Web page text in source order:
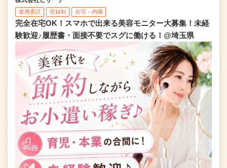
業務委託 登録制 在宅・内職
完全在宅OK！スマホで出来る美容モニター大募集！未経
験歓迎♪履歴書・面接不要でスグに働ける！@埼玉県